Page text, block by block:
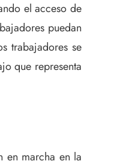
el acceso de
puedan
trabajadores se
que representa
en marcha en la